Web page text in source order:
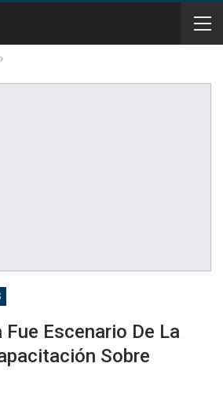
Escenario De La
Sobre